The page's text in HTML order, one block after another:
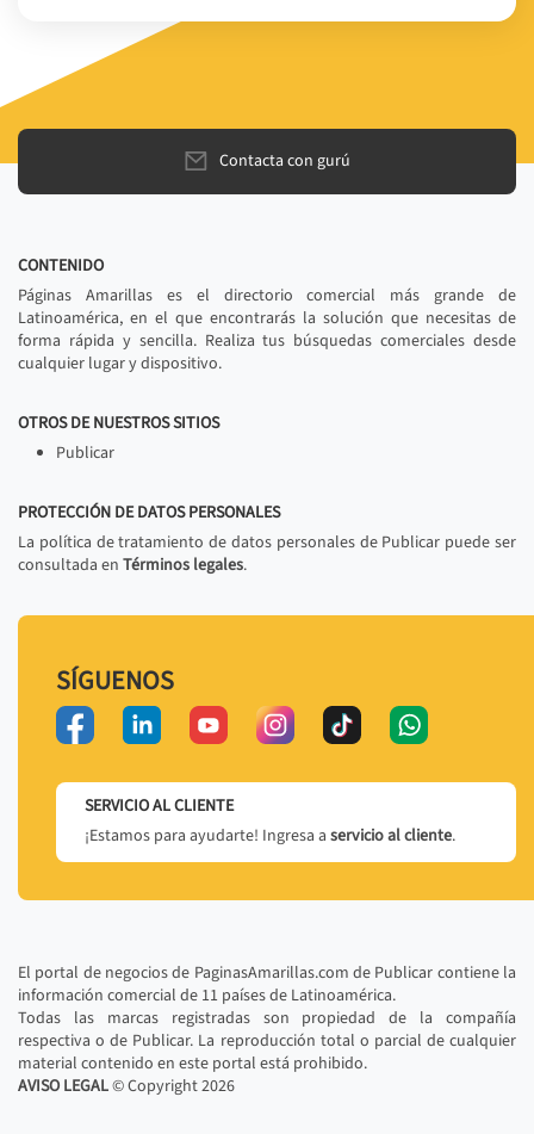
Contacta con gurú
CONTENIDO
Páginas Amarillas es el directorio comercial más grande de
Latinoamérica, en el que encontrarás la solución que necesitas de
forma rápida y sencilla. Realiza tus búsquedas comerciales desde
cualquier lugar y dispositivo.
OTROS DE NUESTROS SITIOS
Publicar
PROTECCIÓN DE DATOS PERSONALES
La política de tratamiento de datos personales de Publicar puede ser
consultada en Términos legales.
SÍGUENOS
SERVICIO AL CLIENTE
¡Estamos para ayudarte! Ingresa a servicio al cliente.
El portal de negocios de PaginasAmarillas.com de Publicar contiene la
información comercial de 11 países de Latinoamérica.
Todas las marcas registradas son propiedad de la compañía
respectiva o de Publicar. La reproducción total o parcial de cualquier
material contenido en este portal está prohibido.
AVISO LEGAL© Copyright2026